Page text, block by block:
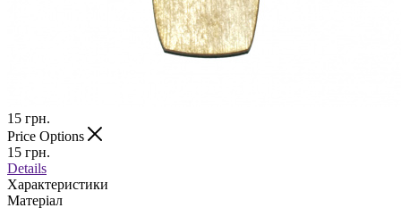
15 грн.
Price Options
15 грн.
Details
Характеристики
Матеріал